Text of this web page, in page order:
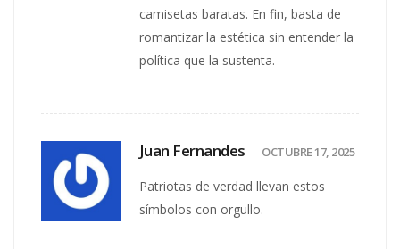
camisetas baratas. En fin, basta de
romantizar la estética sin entender la
política que la sustenta.
Juan Fernandes OCTUBRE 17, 2025
Patriotas de verdad llevan estos
símbolos con orgullo.